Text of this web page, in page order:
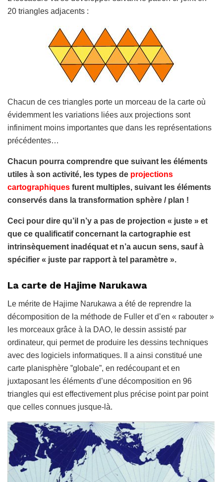
20 triangles adjacents :
Chacun de ces triangles porte un morceau de la carte où
évidemment les variations liées aux projections sont
infiniment moins importantes que dans les représentations
précédentes…
Chacun pourra comprendre que suivant les éléments
utiles à son activité, les types de projections
cartographiques furent multiples, suivant les éléments
conservés dans la transformation sphère / plan !
Ceci pour dire qu’il n’y a pas de projection « juste » et
que ce qualificatif concernant la cartographie est
intrinsèquement inadéquat et n’a aucun sens, sauf à
spécifier « juste par rapport à tel paramètre ».
La carte de Hajime Narukawa
Le mérite de Hajime Narukawa a été de reprendre la
décomposition de la méthode de Fuller et d’en « rabouter »
les morceaux grâce à la DAO, le dessin assisté par
ordinateur, qui permet de produire les dessins techniques
avec des logiciels informatiques. Il a ainsi constitué une
carte planisphère ‟globale”, en redécoupant et en
juxtaposant les éléments d’une décomposition en 96
triangles qui est effectivement plus précise point par point
que celles connues jusque-là.